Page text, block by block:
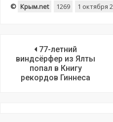
© Крым.net 1269 1 октября
77-летний
виндсёрфер из Ялты
попал в Книгу
рекордов Гиннеса